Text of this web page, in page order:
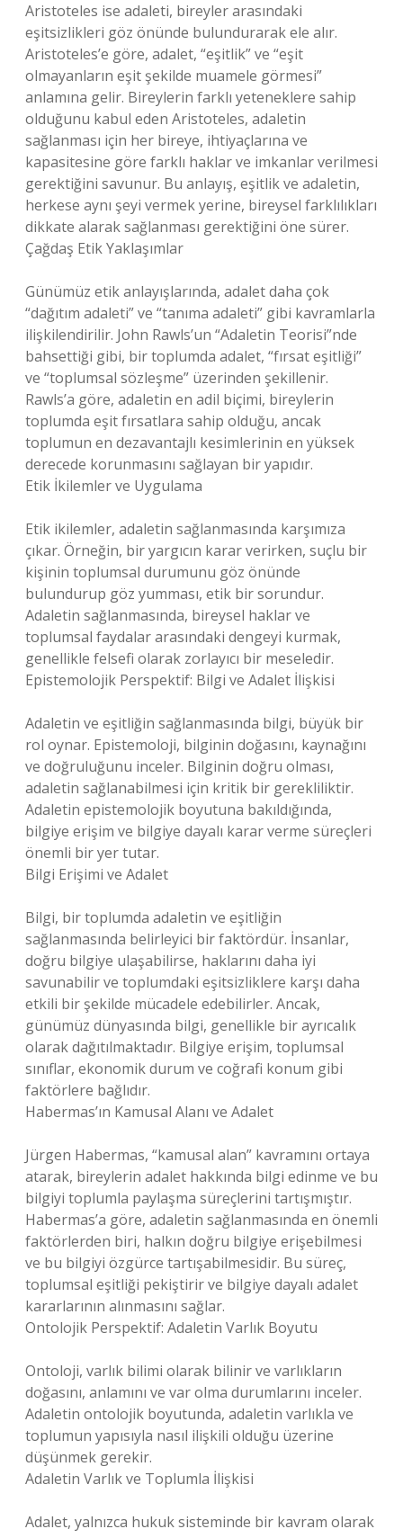
Aristoteles ise adaleti, bireyler arasındaki
eşitsizlikleri göz önünde bulundurarak ele alır.
Aristoteles’e göre, adalet, “eşitlik” ve “eşit
olmayanların eşit şekilde muamele görmesi”
anlamına gelir. Bireylerin farklı yeteneklere sahip
olduğunu kabul eden Aristoteles, adaletin
sağlanması için her bireye, ihtiyaçlarına ve
kapasitesine göre farklı haklar ve imkanlar verilmesi
gerektiğini savunur. Bu anlayış, eşitlik ve adaletin,
herkese aynı şeyi vermek yerine, bireysel farklılıkları
dikkate alarak sağlanması gerektiğini öne sürer.
Çağdaş Etik Yaklaşımlar
Günümüz etik anlayışlarında, adalet daha çok
“dağıtım adaleti” ve “tanıma adaleti” gibi kavramlarla
ilişkilendirilir. John Rawls’un “Adaletin Teorisi”nde
bahsettiği gibi, bir toplumda adalet, “fırsat eşitliği”
ve “toplumsal sözleşme” üzerinden şekillenir.
Rawls’a göre, adaletin en adil biçimi, bireylerin
toplumda eşit fırsatlara sahip olduğu, ancak
toplumun en dezavantajlı kesimlerinin en yüksek
derecede korunmasını sağlayan bir yapıdır.
Etik İkilemler ve Uygulama
Etik ikilemler, adaletin sağlanmasında karşımıza
çıkar. Örneğin, bir yargıcın karar verirken, suçlu bir
kişinin toplumsal durumunu göz önünde
bulundurup göz yumması, etik bir sorundur.
Adaletin sağlanmasında, bireysel haklar ve
toplumsal faydalar arasındaki dengeyi kurmak,
genellikle felsefi olarak zorlayıcı bir meseledir.
Epistemolojik Perspektif: Bilgi ve Adalet İlişkisi
Adaletin ve eşitliğin sağlanmasında bilgi, büyük bir
rol oynar. Epistemoloji, bilginin doğasını, kaynağını
ve doğruluğunu inceler. Bilginin doğru olması,
adaletin sağlanabilmesi için kritik bir gerekliliktir.
Adaletin epistemolojik boyutuna bakıldığında,
bilgiye erişim ve bilgiye dayalı karar verme süreçleri
önemli bir yer tutar.
Bilgi Erişimi ve Adalet
Bilgi, bir toplumda adaletin ve eşitliğin
sağlanmasında belirleyici bir faktördür. İnsanlar,
doğru bilgiye ulaşabilirse, haklarını daha iyi
savunabilir ve toplumdaki eşitsizliklere karşı daha
etkili bir şekilde mücadele edebilirler. Ancak,
günümüz dünyasında bilgi, genellikle bir ayrıcalık
olarak dağıtılmaktadır. Bilgiye erişim, toplumsal
sınıflar, ekonomik durum ve coğrafi konum gibi
faktörlere bağlıdır.
Habermas’ın Kamusal Alanı ve Adalet
Jürgen Habermas, “kamusal alan” kavramını ortaya
atarak, bireylerin adalet hakkında bilgi edinme ve bu
bilgiyi toplumla paylaşma süreçlerini tartışmıştır.
Habermas’a göre, adaletin sağlanmasında en önemli
faktörlerden biri, halkın doğru bilgiye erişebilmesi
ve bu bilgiyi özgürce tartışabilmesidir. Bu süreç,
toplumsal eşitliği pekiştirir ve bilgiye dayalı adalet
kararlarının alınmasını sağlar.
Ontolojik Perspektif: Adaletin Varlık Boyutu
Ontoloji, varlık bilimi olarak bilinir ve varlıkların
doğasını, anlamını ve var olma durumlarını inceler.
Adaletin ontolojik boyutunda, adaletin varlıkla ve
toplumun yapısıyla nasıl ilişkili olduğu üzerine
düşünmek gerekir.
Adaletin Varlık ve Toplumla İlişkisi
Adalet, yalnızca hukuk sisteminde bir kavram olarak